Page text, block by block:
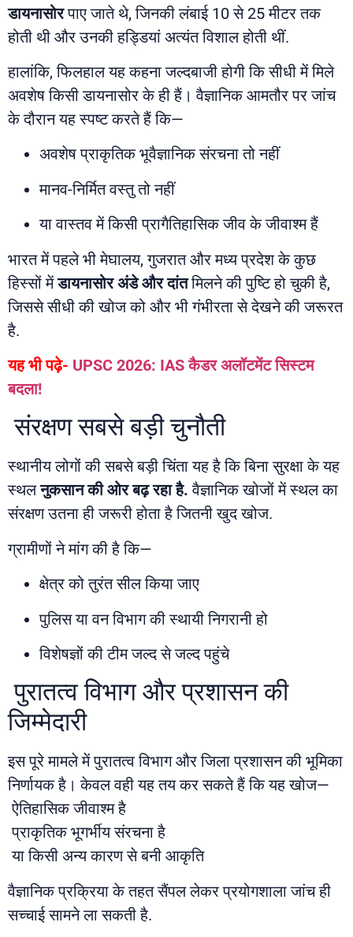
डायनासोरपाए जाते थे, जिनकी लंबाई 10 से 25 मीटर तक
होती थी और उनकी हड्डियां अत्यंत विशाल होती थीं.
हालांकि, फिलहाल यह कहना जल्दबाजी होगी कि सीधी में मिले
अवशेष किसी डायनासोर के ही हैं। वैज्ञानिक आमतौर पर जांच
के दौरान यह स्पष्ट करते हैं कि—
अवशेष प्राकृतिक भूवैज्ञानिक संरचना तो नहीं
मानव-निर्मित वस्तु तो नहीं
या वास्तव में किसी प्रागैतिहासिक जीव के जीवाश्म हैं
भारत में पहले भी मेघालय, गुजरात और मध्य प्रदेश के कुछ
हिस्सों मेंडायनासोर अंडे और दांतमिलने की पुष्टि हो चुकी है,
जिससे सीधी की खोज को और भी गंभीरता से देखने की जरूरत
है.
यह भी पढ़े- UPSC 2026: IAS कैडर अलॉटमेंट सिस्टम
बदला!
संरक्षण सबसे बड़ी चुनौती
स्थानीय लोगों की सबसे बड़ी चिंता यह है कि बिना सुरक्षा के यह
स्थलनुकसान की ओर बढ़ रहा है. वैज्ञानिक खोजों में स्थल का
संरक्षण उतना ही जरूरी होता है जितनी खुद खोज.
ग्रामीणों ने मांग की है कि—
क्षेत्र को तुरंत सील किया जाए
पुलिस या वन विभाग की स्थायी निगरानी हो
विशेषज्ञों की टीम जल्द से जल्द पहुंचे
पुरातत्व विभाग और प्रशासन की
जिम्मेदारी
इस पूरे मामले में पुरातत्व विभाग और जिला प्रशासन की भूमिका
निर्णायक है। केवल वही यह तय कर सकते हैं कि यह खोज—
ऐतिहासिक जीवाश्म है
प्राकृतिक भूगर्भीय संरचना है
या किसी अन्य कारण से बनी आकृति
वैज्ञानिक प्रक्रिया के तहत सैंपल लेकर प्रयोगशाला जांच ही
सच्चाई सामने ला सकती है.